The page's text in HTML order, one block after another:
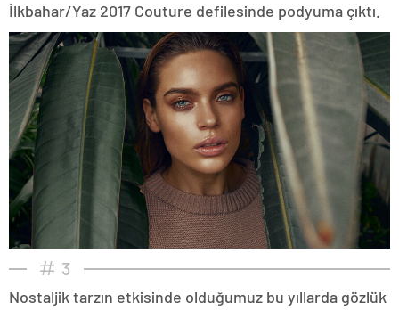
İlkbahar/Yaz 2017 Couture defilesinde podyuma çıktı.
3
Nostaljik tarzın etkisinde olduğumuz bu yıllarda gözlük